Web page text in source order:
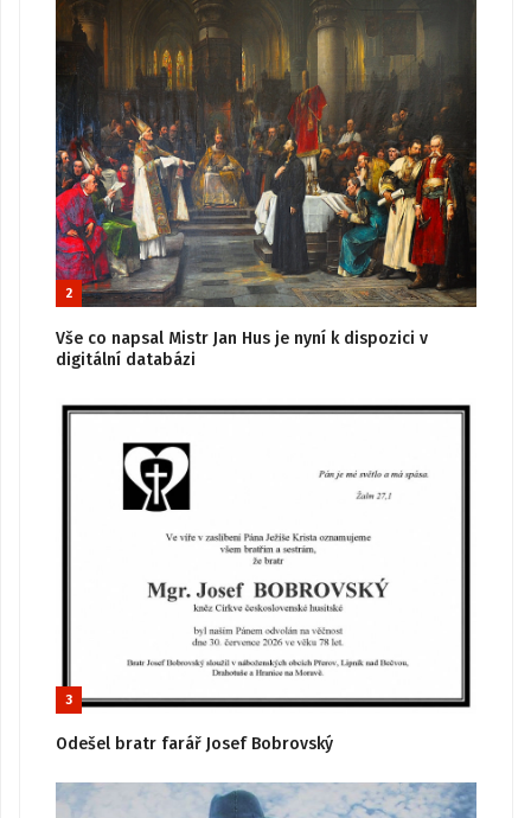
2
Vše co napsal Mistr Jan Hus je nyní k dispozici v
digitální databázi
3
Odešel bratr farář Josef Bobrovský